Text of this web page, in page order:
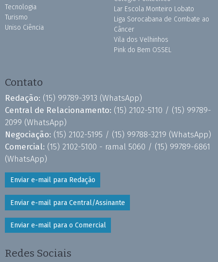
Tecnologia
Turismo
Uniso Ciência
Lar Escola Monteiro Lobato
Liga Sorocabana de Combate ao
Câncer
Vila dos Velhinhos
Pink do Bem OSSEL
Contato
Redação: (15) 99789-3913 (WhatsApp)
Central de Relacionamento: (15) 2102-5110 / (15) 99789-
2099 (WhatsApp)
Negociação: (15) 2102-5195 / (15) 99788-3219 (WhatsApp)
Comercial: (15) 2102-5100 - ramal 5060 / (15) 99789-6861
(WhatsApp)
Enviar e-mail para Redação
Enviar e-mail para Central/Assinante
Enviar e-mail para o Comercial
Redes Sociais